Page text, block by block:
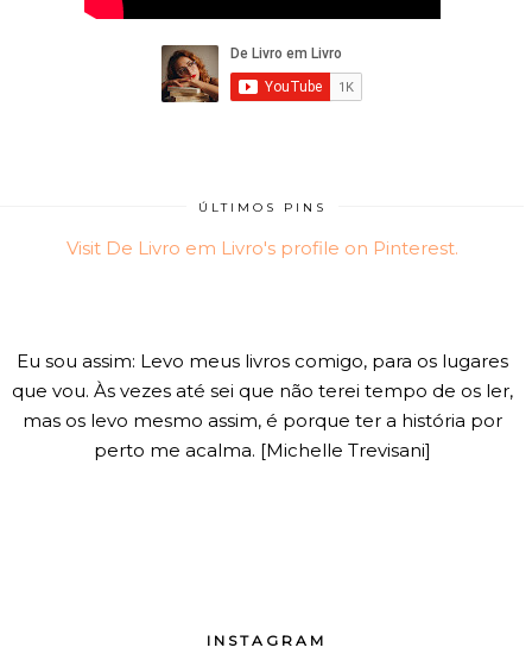
ÚLTIMOS PINS
Visit De Livro em Livro's profile on Pinterest.
Eu sou assim: Levo meus livros comigo, para os lugares
que vou. Às vezes até sei que não terei tempo de os ler,
mas os levo mesmo assim, é porque ter a história por
perto me acalma. [Michelle Trevisani]
INSTAGRAM